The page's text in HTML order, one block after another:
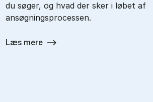
du søger, og hvad der sker i løbet af
ansøgningsprocessen.
Læs mere